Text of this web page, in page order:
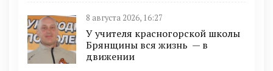
8 августа 2026, 16:27
У учителя красногорской школы
Брянщины вся жизнь — в
движении